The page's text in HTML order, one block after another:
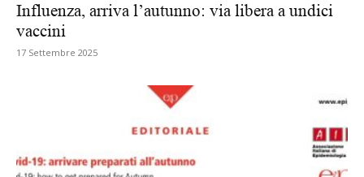
Influenza, arriva l’autunno: via libera a undici
vaccini
17 Settembre 2025